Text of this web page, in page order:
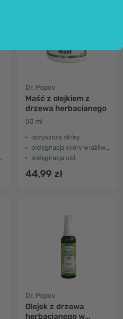
Dr. Popov
Maść z olejkiem z
drzewa herbacianego
50 ml
oczyszcza skórę
pielęgnacja skóry wrażliwej
pielęgnacja ust
44,99 zł
Dr. Popov
Olejek z drzewa
herbacianego w